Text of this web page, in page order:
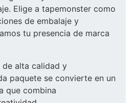
Elige a tapemonster como
de embalaje y
tu presencia de marca
de alta calidad y
paquete se convierte en un
que combina